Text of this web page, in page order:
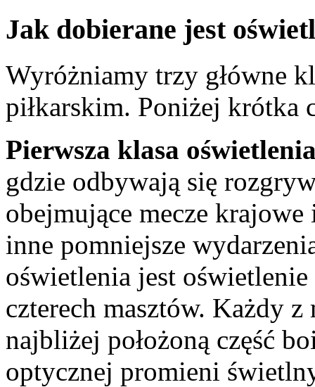
Jak dobierane jest
Wyróżniamy trzy główne
piłkarskim. Poniżej krótka
Pierwsza klasa
gdzie odbywają się
obejmujące mecze
inne pomniejsze
oświetlenia jest
czterech masztów. Każdy
najbliżej położoną część
optycznej promieni